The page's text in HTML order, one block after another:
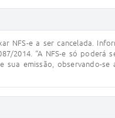
NFS-e a ser cancelada.
2014. “A NFS-e só
emissão, observando-se